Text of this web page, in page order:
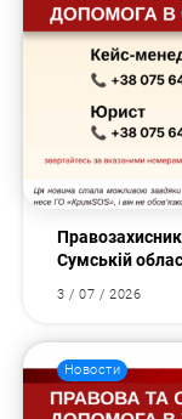
Сумській
3 / 07 / 2026
Новости